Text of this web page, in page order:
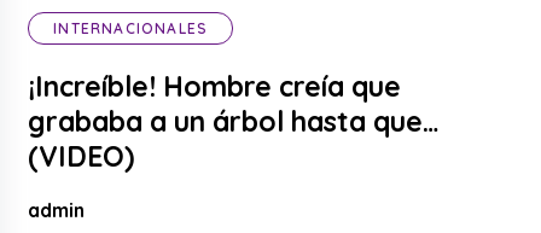
INTERNACIONALES
¡Increíble! Hombre creía que
grababa a un árbol hasta que…
(VIDEO)
admin